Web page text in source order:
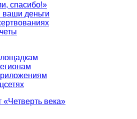
спасибо!»
ваши деньги
«Четверть века»